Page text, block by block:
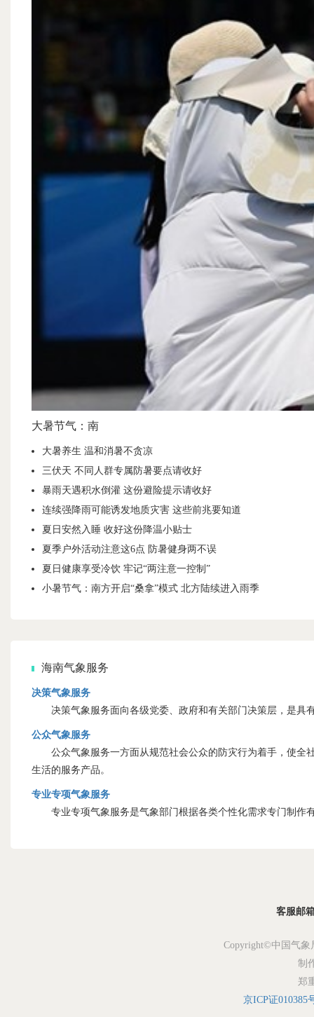
大暑节气：南
大暑养生 温和消暑不贪凉
三伏天 不同人群专属防暑要点请收好
暴雨天遇积水倒灌 这份避险提示请收好
连续强降雨可能诱发地质灾害 这些前兆要知道
夏日安然入睡 收好这份降温小贴士
夏季户外活动注意这6点 防暑健身两不误
夏日健康享受冷饮 牢记“两注意一控制”
小暑节气：南方开启“桑拿”模式 北方陆续进入雨季
海南气象服务
决策气象服务
决策气象服务面向各级党委、政府和有关部门决策层，是具
公众气象服务
公众气象服务一方面从规范社会公众的防灾行为着手，使全
生活的服务产品。
专业专项气象服务
专业专项气象服务是气象部门根据各类个性化需求专门制作
客服邮
Copyright©中国气象
制
郑
京ICP证010385